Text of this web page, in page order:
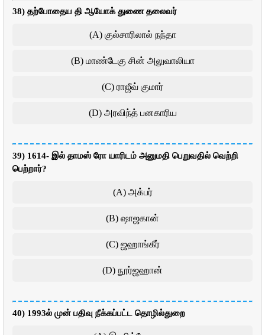
38) தற்போதைய தி ஆயோக் துணை தலைவர்
(A) குல்சாரிலால் நந்தா
(B) மாண்டேகு சின் அலுவாலியா
(C) ராஜீவ் குமார்
(D) அரவிந்த் பனகாரிய
39) 1614- இல் தாமஸ் ரோ யாரிடம் அனுமதி பெறுவதில் வெற்றி
பெற்றார்?
(A) அக்பர்
(B) ஷாஜகான்
(C) ஜஹாங்கீர்
(D) நூர்ஜஹான்
40) 1993ல் முன் பதிவு நீக்கப்பட்ட தொழில்துறை